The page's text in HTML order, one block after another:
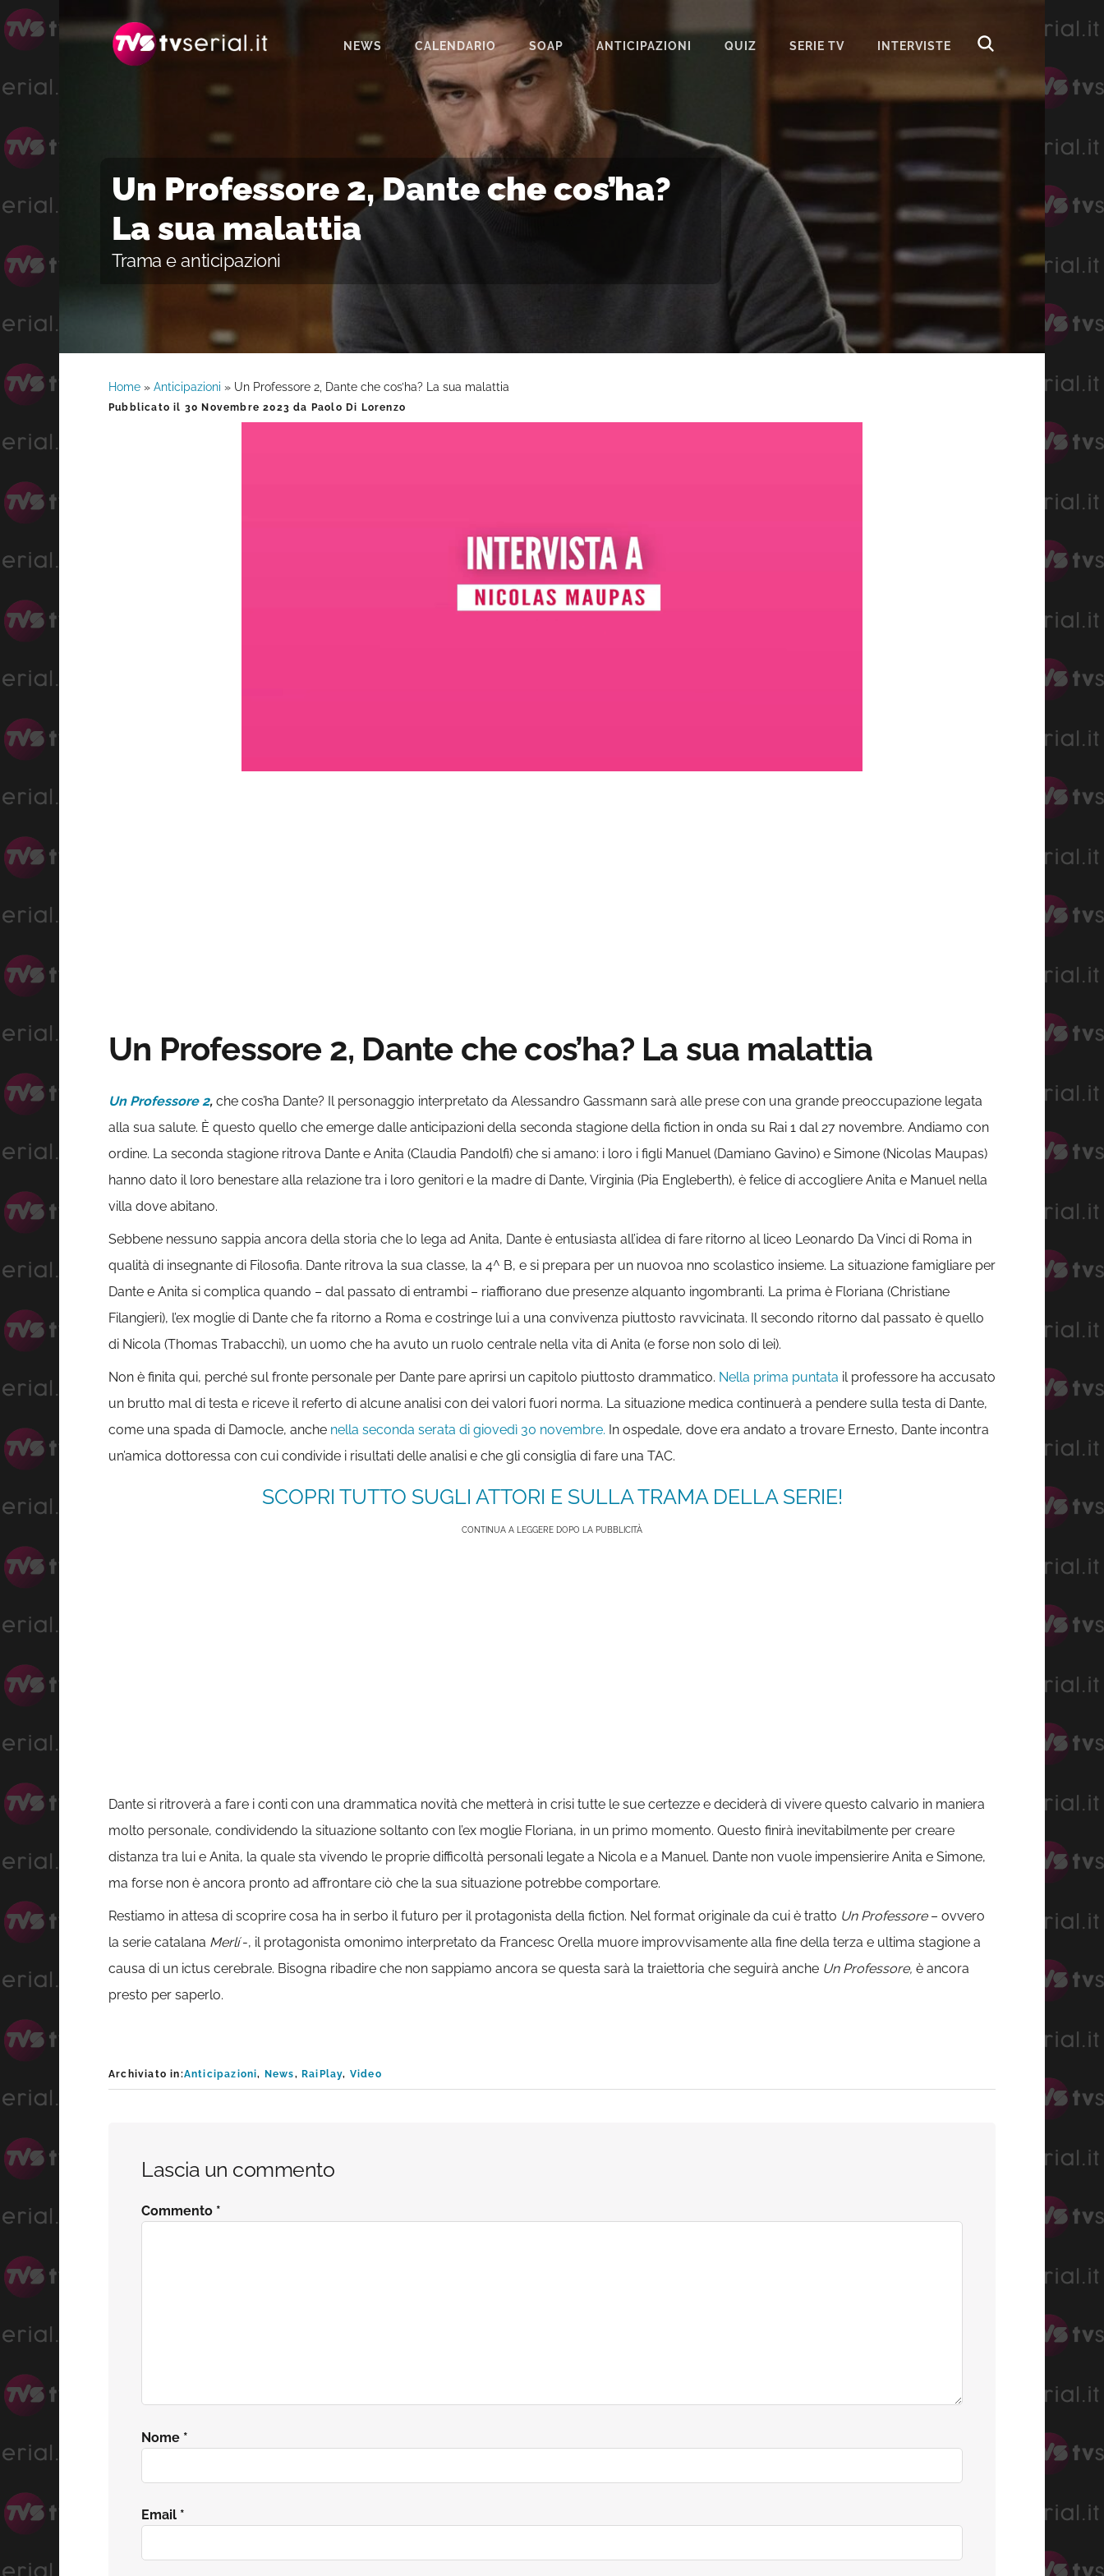
navigazione
contenuto
NEWS CALENDARIO SOAP
BEAUTIFUL
IL PARADISO DELLE SIGNORE
SEGRETI DI FAMIGLIA
ANTICIPAZIONI QUIZ SERIE TV INTERVISTE
Un Professore 2, Dante che cos’ha?
La sua malattia
Trama e anticipazioni
Home » Anticipazioni » Un Professore 2, Dante che cos’ha? La sua malattia
Pubblicato il 30 Novembre 2023 da Paolo Di Lorenzo
0%
0%
Un Professore 2, Dante che cos’ha? La sua malattia
Un Professore 2, che cos’ha Dante? Il personaggio interpretato da Alessandro Gassmann sarà alle prese con una grande preoccupazione legata
alla sua salute. È questo quello che emerge dalle anticipazioni della seconda stagione della fiction in onda su Rai 1 dal 27 novembre. Andiamo con
ordine. La seconda stagione ritrova Dante e Anita (Claudia Pandolfi) che si amano: i loro i figli Manuel (Damiano Gavino) e Simone (Nicolas Maupas)
hanno dato il loro benestare alla relazione tra i loro genitori e la madre di Dante, Virginia (Pia Engleberth), è felice di accogliere Anita e Manuel nella
villa dove abitano.
Sebbene nessuno sappia ancora della storia che lo lega ad Anita, Dante è entusiasta all’idea di fare ritorno al liceo Leonardo Da Vinci di Roma in
qualità di insegnante di Filosofia. Dante ritrova la sua classe, la 4^ B, e si prepara per un nuovoa nno scolastico insieme. La situazione famigliare per
Dante e Anita si complica quando – dal passato di entrambi – riaffiorano due presenze alquanto ingombranti. La prima è Floriana (Christiane
Filangieri), l’ex moglie di Dante che fa ritorno a Roma e costringe lui a una convivenza piuttosto ravvicinata. Il secondo ritorno dal passato è quello
di Nicola (Thomas Trabacchi), un uomo che ha avuto un ruolo centrale nella vita di Anita (e forse non solo di lei).
Non è finita qui, perché sul fronte personale per Dante pare aprirsi un capitolo piuttosto drammatico. Nella prima puntata il professore ha accusato
un brutto mal di testa e riceve il referto di alcune analisi con dei valori fuori norma. La situazione medica continuerà a pendere sulla testa di Dante,
come una spada di Damocle, anche nella seconda serata di giovedì 30 novembre. In ospedale, dove era andato a trovare Ernesto, Dante incontra
un’amica dottoressa con cui condivide i risultati delle analisi e che gli consiglia di fare una TAC.
SCOPRI TUTTO SUGLI ATTORI E SULLA TRAMA DELLA SERIE!
CONTINUA A LEGGERE DOPO LA PUBBLICITÀ
Dante si ritroverà a fare i conti con una drammatica novità che metterà in crisi tutte le sue certezze e deciderà di vivere questo calvario in maniera
molto personale, condividendo la situazione soltanto con l’ex moglie Floriana, in un primo momento. Questo finirà inevitabilmente per creare
distanza tra lui e Anita, la quale sta vivendo le proprie difficoltà personali legate a Nicola e a Manuel. Dante non vuole impensierire Anita e Simone,
ma forse non è ancora pronto ad affrontare ciò che la sua situazione potrebbe comportare.
Restiamo in attesa di scoprire cosa ha in serbo il futuro per il protagonista della fiction. Nel format originale da cui è tratto Un Professore– ovvero
la serie catalana Merlí-, il protagonista omonimo interpretato da Francesc Orella muore improvvisamente alla fine della terza e ultima stagione a
causa di un ictus cerebrale. Bisogna ribadire che non sappiamo ancora se questa sarà la traiettoria che seguirà anche Un Professore, è ancora
presto per saperlo.
Archiviato in:Anticipazioni, News, RaiPlay, Video
Lascia un commento
Commento *
Nome *
Email *
Barra